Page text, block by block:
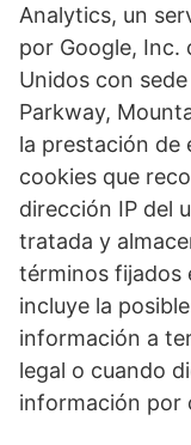
Analytics, un
por Google, Inc.
Unidos con
Parkway,
la prestación de
cookies que
dirección IP del
tratada y
términos fijados
incluye la
información a
legal o cuando
información por